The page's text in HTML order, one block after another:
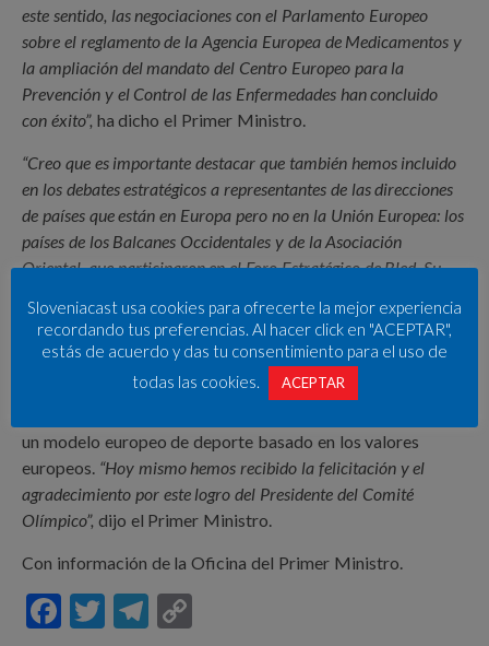
este sentido, las negociaciones con el Parlamento Europeo
sobre el reglamento de la Agencia Europea de Medicamentos y
la ampliación del mandato del Centro Europeo para la
Prevención y el Control de las Enfermedades han concluido
con éxito”, ha dicho el Primer Ministro.
“Creo que es importante destacar que también hemos incluido
en los debates estratégicos a representantes de las direcciones
de países que están en Europa pero no en la Unión Europea: los
países de los Balcanes Occidentales y de la Asociación
Oriental, que participaron en el Foro Estratégico de Bled. Su
En relación con el Estado de Derecho y el modo de vida
europeo, se celebró el segundo diálogo anual sobre el
estado del Estado de Derecho en cinco Estados miembros
un modelo europeo de deporte basado en los valores
europeos. “Hoy mismo hemos recibido la felicitación y el
agradecimiento por este logro del Presidente del Comité
Olímpico”, dijo el Primer Ministro.
Con información de la Oficina del Primer Ministro.
F
T
T
Sloveniacast usa cookies para ofrecerte la mejor experiencia
recordando tus preferencias. Al hacer click en "ACEPTAR",
estás de acuerdo y das tu consentimiento para el uso de
todas las cookies.
ACEPTAR